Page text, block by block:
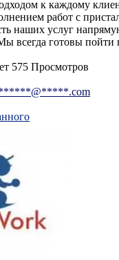
к каждому
работ с
наших услуг
всегда готовы пойти
575 Просмотров